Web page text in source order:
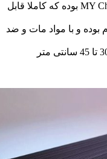
دارای اپلیکیشن موبایل با نام MY Chihiros بوده که کاملا قابل
بوده و با مواد مات و ضد